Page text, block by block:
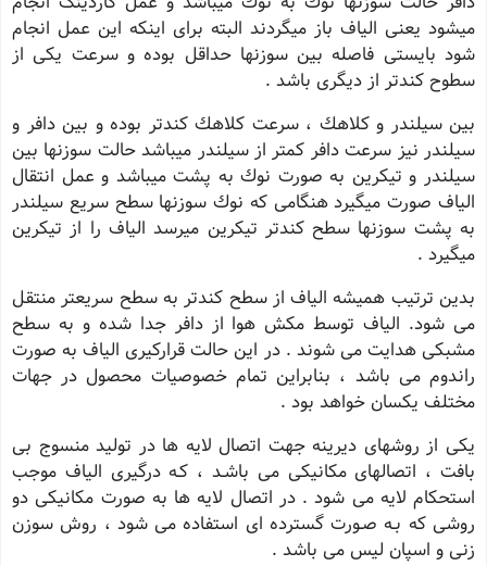
میشود یعنی الیاف باز میگردند البته برای اینكه این عمل انجام
شود بایستی فاصله بین سوزنها حداقل بوده و سرعت یكی از
سطوح كندتر از دیگری باشد .
بین سیلندر و كلاهك ، سرعت كلاهك كندتر بوده و بین دافر و
سیلندر نیز سرعت دافر كمتر از سیلندر میباشد حالت سوزنها بین
سیلندر و تیكرین به صورت نوك به پشت میباشد و عمل انتقال
الیاف صورت میگیرد هنگامی كه نوك سوزنها سطح سریع سیلندر
به پشت سوزنها سطح كندتر تیكرین میرسد الیاف را از تیكرین
میگیرد .
بدین ترتیب همیشه الیاف از سطح كندتر به سطح سریعتر منتقل
می شود. الیاف توسط مكش هوا از دافر جدا شده و به سطح
مشبكی هدایت می شوند . در این حالت قراركیری الیاف به صورت
راندوم می باشد ، بنابراین تمام خصوصیات محصول در جهات
مختلف یكسان خواهد بود .
یكی از روشهای دیرینه جهت اتصال لایه ها در تولید منسوج بی
بافت ، اتصالهای مكانیكی می باشـد ، كـه درگیری الیاف موجب
استحكام لایه می شود . در اتصال لایه ها به صورت مكانیكی دو
روشی كه بـه صـورت گسترده ای استفاده می شود ، روش سوزن
زنی و اسپان لیس می باشد .